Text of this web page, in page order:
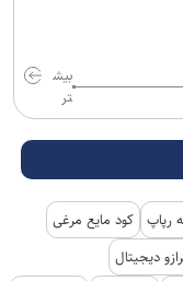
بیش
تر
رپاپ کود مایع مرغی
دیجیتال